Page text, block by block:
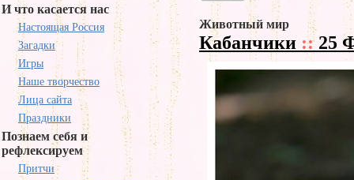
И что касается нас
Настоящая Россия
Загадки
Игры
Наше творчество
Лица сайта
Праздники
Познаем себя и
рефлексируем
Притчи
Животный мир
Кабанчики ::25